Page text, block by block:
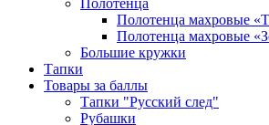
Полотенца
Полотенца махровые
Полотенца махровые
Большие кружки
Тапки
Товары за баллы
Тапки "Русский след"
Рубашки